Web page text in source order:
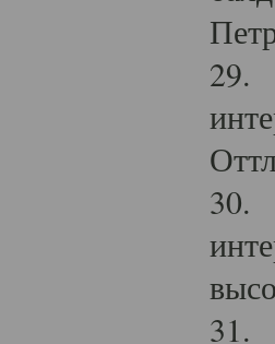
29.
30.
31.